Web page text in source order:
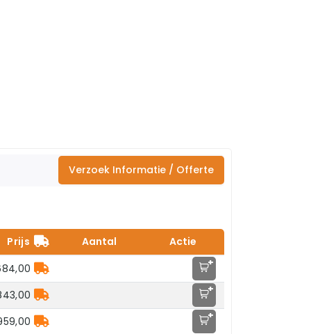
Verzoek Informatie / Offerte
Prijs Aantal
Actie
+
+
+